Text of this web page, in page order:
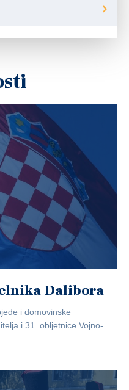
Dalibora
i domovinske
i 31. obljetnice Vojno-